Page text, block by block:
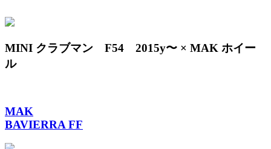
MINI クラブマン F54 2015y〜 × MAK ホイー
ル
MAK
BAVIERRA FF